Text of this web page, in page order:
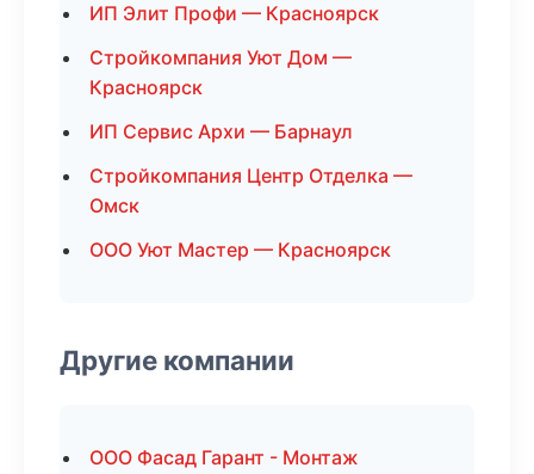
ИП Элит Профи — Красноярск
Стройкомпания Уют Дом —
Красноярск
ИП Сервис Архи — Барнаул
Стройкомпания Центр Отделка —
Омск
ООО Уют Мастер — Красноярск
Другие компании
ООО Фасад Гарант - Монтаж